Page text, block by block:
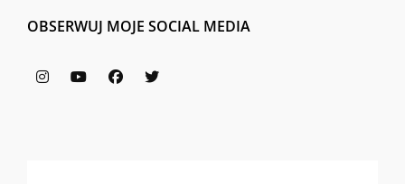
OBSERWUJ MOJE SOCIAL MEDIA
InstagramYouTubeFacebookTwitter